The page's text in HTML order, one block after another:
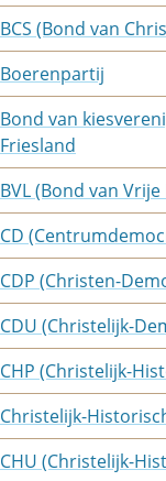
BCS (Bond van
Boerenpartij
Bond van
Friesland
BVL (Bond van
CD
CDP (Christen-
CDU (Christelijk-
CHP (Christelijk-
Christelijk-
CHU (Christelijk-